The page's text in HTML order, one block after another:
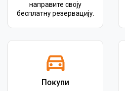
направите своју
бесплатну резервацију.
Покупи